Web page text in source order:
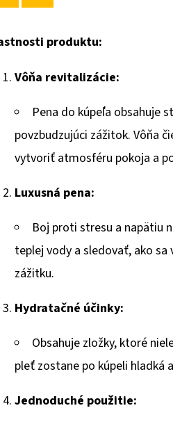
produktu:
Vôňa revitalizácie:
Pena do kúpeľa obsahuje
povzbudzujúci zážitok. Vôňa
vytvoriť atmosféru pokoja a
Luxusná pena:
Boj proti stresu a napätiu
teplej vody a sledovať, ako
zážitku.
Hydratačné účinky:
Obsahuje zložky, ktoré
pleť zostane po kúpeli hladká
Jednoduché použitie: